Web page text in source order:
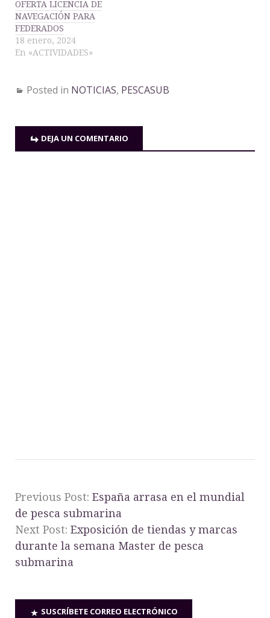
OFERTA LICENCIA DE
NAVEGACIÓN PARA
FEDERADOS
18 enero, 2024
En «ACTIVIDADES»
Posted in NOTICIAS, PESCASUB
DEJA UN COMENTARIO
Previous Post: España arrasa en el mundial
de pesca submarina
Next Post: Exposición de tiendas y marcas
durante la semana Master de pesca
submarina
SUSCRÍBETE CORREO ELECTRÓNICO